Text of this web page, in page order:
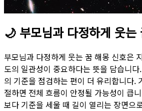
🌙 부모님과 다정하게 웃는
부모님과 다정하게 웃는 꿈 해몽 신호은
도의 일관성이 중요하다는 뜻을 담습니
의 기준을 점검하는 편이 더 유리합니다.
절하면 전체 흐름이 안정될 가능성이 큽
보다 기준을 세울 때 길이 열리는 장면으